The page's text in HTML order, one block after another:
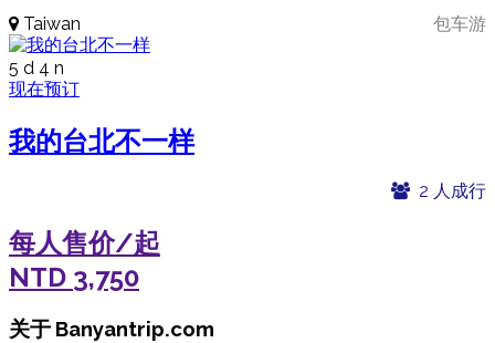
Taiwan 包车游
5 d 4 n
现在预订
我的台北不一样
2 人成行
每人售价/起
NTD 3,750
关于 Banyantrip.com